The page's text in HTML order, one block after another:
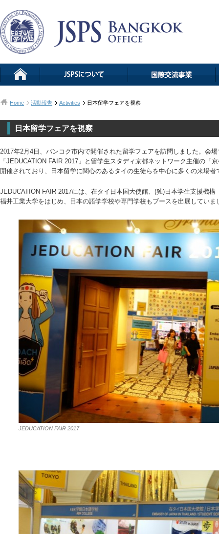
Home 活動報告 Activities 日本留学フェアを視察
日本留学フェアを視察
2017年2月4日、バンコク市内で開催された留学フェアを訪問しました。会
「JEDUCATION FAIR 2017」と留学生スタディ京都ネットワーク主催の「
開催されており、日本留学に関心のあるタイの生徒らを中心に多くの来場
JEDUCATION FAIR 2017には、在タイ日本国大使館、(独)日本学生支援機
福井工業大学をはじめ、日本の語学学校や専門学校もブースを出展していま
JEDUCATION FAIR 2017